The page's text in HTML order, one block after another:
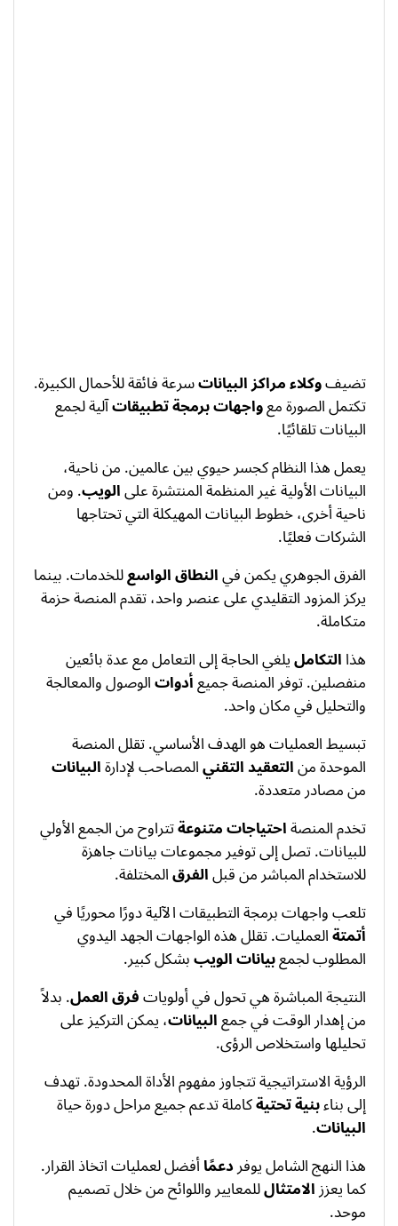
تضيفوكلاء مراكز البياناتسرعة فائقة للأحمال الكبيرة.
تكتمل الصورة معواجهات برمجة تطبيقاتآلية لجمع
البيانات تلقائيًا.
يعمل هذا النظام كجسر حيوي بين عالمين. من ناحية،
البيانات الأولية غير المنظمة المنتشرة علىالويب. ومن
ناحية أخرى، خطوط البيانات المهيكلة التي تحتاجها
الشركات فعليًا.
الفرق الجوهري يكمن فيالنطاق الواسعللخدمات. بينما
يركز المزود التقليدي على عنصر واحد، تقدم المنصة حزمة
متكاملة.
هذاالتكامليلغي الحاجة إلى التعامل مع عدة بائعين
منفصلين. توفر المنصة جميعأدواتالوصول والمعالجة
والتحليل في مكان واحد.
تبسيط العمليات هو الهدف الأساسي. تقلل المنصة
الموحدة منالتعقيد التقنيالمصاحب لإدارةالبيانات
من مصادر متعددة.
تخدم المنصةاحتياجات متنوعةتتراوح من الجمع الأولي
للبيانات. تصل إلى توفير مجموعات بيانات جاهزة
للاستخدام المباشر من قبلالفرقالمختلفة.
تلعب واجهات برمجة التطبيقات الآلية دورًا محوريًا في
أتمتةالعمليات. تقلل هذه الواجهات الجهد اليدوي
المطلوب لجمعبيانات الويببشكل كبير.
النتيجة المباشرة هي تحول في أولوياتفرق العمل. بدلاً
من إهدار الوقت في جمعالبيانات، يمكن التركيز على
تحليلها واستخلاص الرؤى.
الرؤية الاستراتيجية تتجاوز مفهوم الأداة المحدودة. تهدف
إلى بناءبنية تحتيةكاملة تدعم جميع مراحل دورة حياة
البيانات.
هذا النهج الشامل يوفردعمًاأفضل لعمليات اتخاذ القرار.
كما يعززالامتثالللمعايير واللوائح من خلال تصميم
موحد.